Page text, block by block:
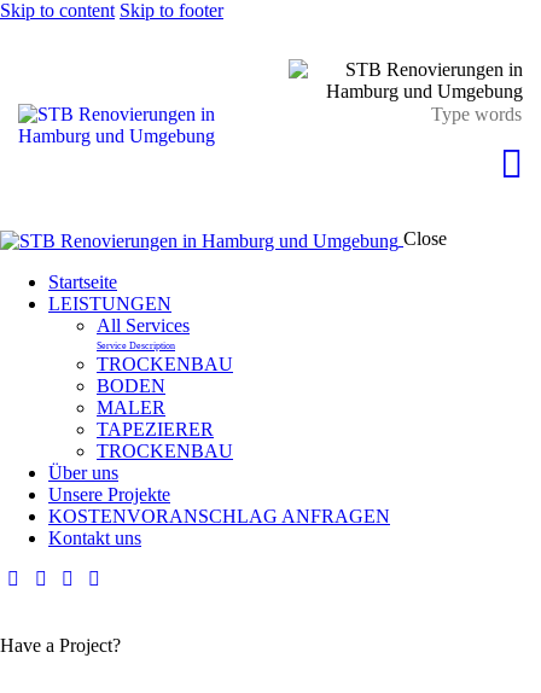
Skip to content Skip to footer
Close
Startseite
LEISTUNGEN
All Services
Service Description
TROCKENBAU
BODEN
MALER
TAPEZIERER
TROCKENBAU
Über uns
Unsere Projekte
KOSTENVORANSCHLAG ANFRAGEN
Kontakt uns
Have a Project?